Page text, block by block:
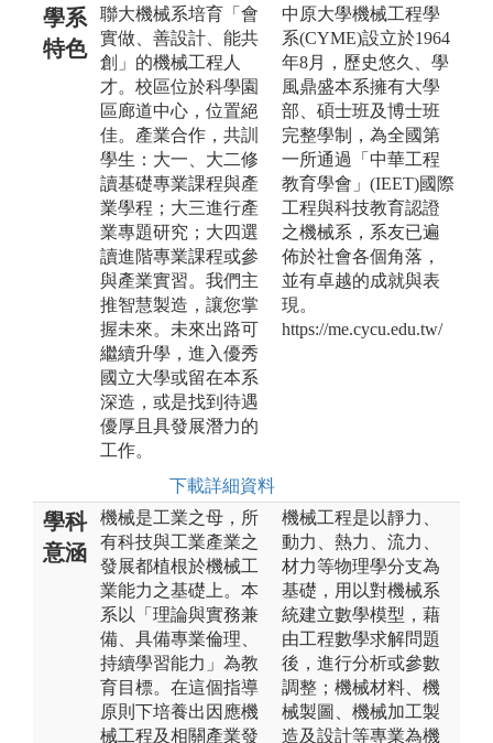
學系
特色
聯大機械系培育「會
實做、善設計、能共
創」的機械工程人
才。校區位於科學園
區廊道中心，位置絕
佳。產業合作，共訓
學生：大一、大二修
讀基礎專業課程與產
業學程；大三進行產
業專題研究；大四選
讀進階專業課程或參
與產業實習。我們主
推智慧製造，讓您掌
握未來。未來出路可
繼續升學，進入優秀
國立大學或留在本系
深造，或是找到待遇
優厚且具發展潛力的
工作。
下載詳細資料
中原大學機械工程學
系(CYME)設立於1964
年8月，歷史悠久、學
風鼎盛本系擁有大學
部、碩士班及博士班
完整學制，為全國第
一所通過「中華工程
教育學會」(IEET)國際
工程與科技教育認證
之機械系，系友已遍
佈於社會各個角落，
並有卓越的成就與表
現。
https://me.cycu.edu.tw/
學科
意涵
機械是工業之母，所
有科技與工業產業之
發展都植根於機械工
業能力之基礎上。本
系以「理論與實務兼
備、具備專業倫理、
持續學習能力」為教
育目標。在這個指導
原則下培養出因應機
械工程及相關產業發
機械工程是以靜力、
動力、熱力、流力、
材力等物理學分支為
基礎，用以對機械系
統建立數學模型，藉
由工程數學求解問題
後，進行分析或參數
調整；機械材料、機
械製圖、機械加工製
造及設計等專業為機